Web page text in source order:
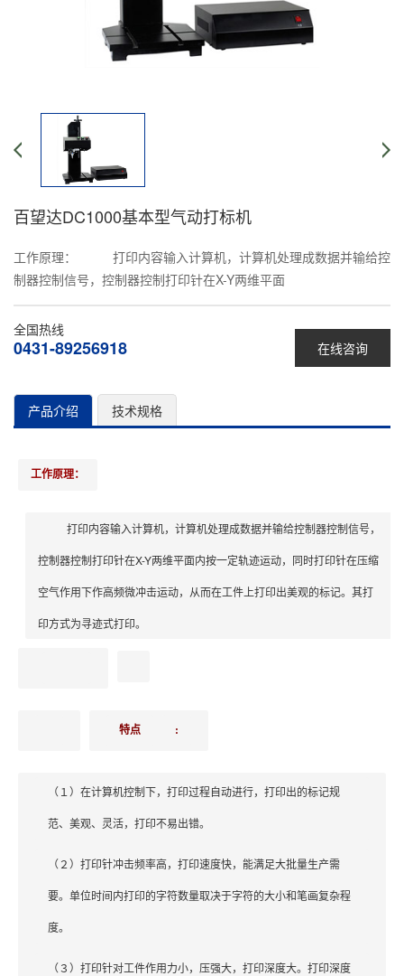
百望达DC1000基本型气动打标机
工作原理： 打印内容输入计算机，计算机处理成数据并输给控
制器控制信号，控制器控制打印针在X-Y两维平面
在线咨询
全国热线
0431-89256918
产品介绍 技术规格
工作原理：
打印内容输入计算机，计算机处理成数据并输给控制器控制信号，
控制器控制打印针在X-Y两维平面内按一定轨迹运动，同时打印针在压缩
空气作用下作高频微冲击运动，从而在工件上打印出美观的标记。其打
印方式为寻迹式打印。
特点 :
（１）在计算机控制下，打印过程自动进行，打印出的标记规
范、美观、灵活，打印不易出错。
（２）打印针冲击频率高，打印速度快，能满足大批量生产需
要。单位时间内打印的字符数量取决于字符的大小和笔画复杂程
度。
（３）打印针对工件作用力小，压强大，打印深度大。打印深度